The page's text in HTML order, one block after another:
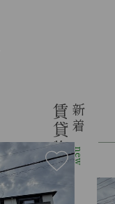
賃貸物件新着
new